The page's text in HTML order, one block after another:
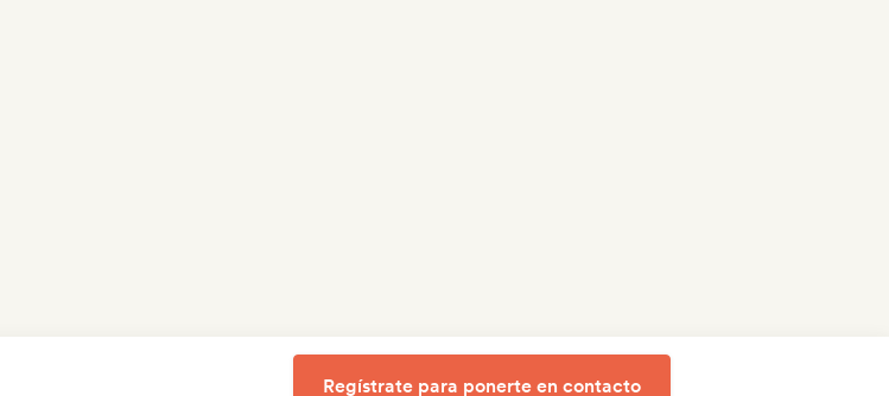
Regístrate para ponerte en contacto